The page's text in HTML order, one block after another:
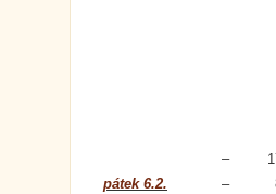
–
pátek 6.2.
–